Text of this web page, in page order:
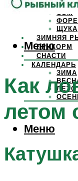
СОМ
ЩУКА
ЗИМНЯЯ
ПРИКОРМ
СНАСТИ
КАЛЕНДАРЬ
ЗИМА
ЛЕТО
Меню
Меню
Как
летом